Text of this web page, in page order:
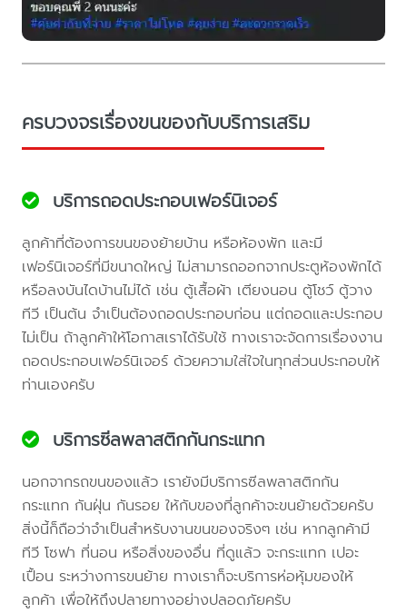
ครบวงจรเรื่องขนของกับบริการเสริม
บริการถอดประกอบเฟอร์นิเจอร์
ลูกค้าที่ต้องการขนของย้ายบ้าน หรือห้องพัก และมี
เฟอร์นิเจอร์ที่มีขนาดใหญ่ ไม่สามารถออกจากประตูห้องพักได้
หรือลงบันไดบ้านไม่ได้ เช่น ตู้เสื้อผ้า เตียงนอน ตู้โชว์ ตู้วาง
ทีวี เป็นต้น จำเป็นต้องถอดประกอบก่อน แต่ถอดและประกอบ
ไม่เป็น ถ้าลูกค้าให้โอกาสเราได้รับใช้ ทางเราจะจัดการเรื่องงาน
ถอดประกอบเฟอร์นิเจอร์ ด้วยความใส่ใจในทุกส่วนประกอบให้
ท่านเองครับ
บริการซีลพลาสติกกันกระแทก
นอกจากรถขนของแล้ว เรายังมีบริการซีลพลาสติกกัน
กระแทก กันฝุ่น กันรอย ให้กับของที่ลูกค้าจะขนย้ายด้วยครับ
สิ่งนี้ก็ถือว่าจำเป็นสำหรับงานขนของจริงๆ เช่น หากลูกค้ามี
ทีวี โซฟา ที่นอน หรือสิ่งของอื่น ที่ดูแล้ว จะกระแทก เปอะ
เปื้อน ระหว่างการขนย้าย ทางเราก็จะบริการห่อหุ้มของให้
ลูกค้า เพื่อให้ถึงปลายทางอย่างปลอดภัยครับ